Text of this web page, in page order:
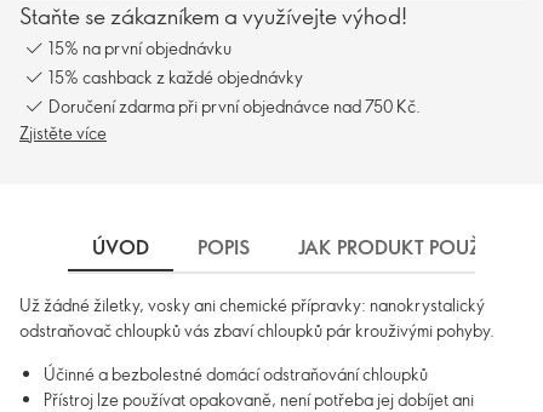
Staňte se zákazníkem a využívejte výhod!
15% na první objednávku
15% cashback z každé objednávky
Doručení zdarma při první objednávce nad 750 Kč.
Zjistěte více
ÚVOD POPIS JAK PRODUKT POUŽÍVAT
Už žádné žiletky, vosky ani chemické přípravky: nanokrystalický
odstraňovač chloupků vás zbaví chloupků pár krouživými pohyby.
Účinné a bezbolestné domácí odstraňování chloupků
Přístroj lze používat opakovaně, není potřeba jej dobíjet ani